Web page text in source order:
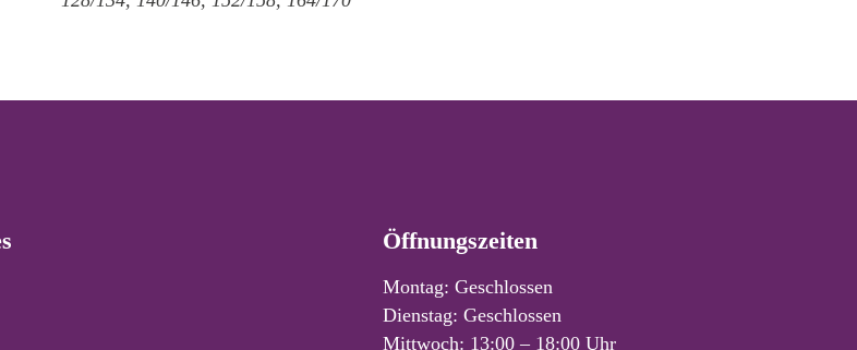
Öffnungszeiten
Montag: Geschlossen
Dienstag: Geschlossen
Mittwoch: 13:00 – 18:00 Uhr